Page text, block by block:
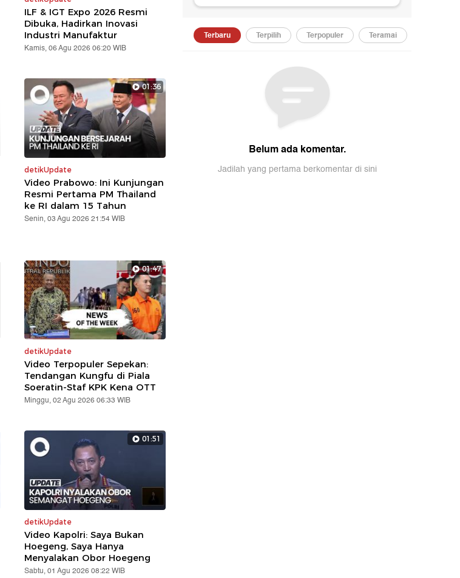
ILF & IGT Expo 2026 Resmi
Dibuka, Hadirkan Inovasi
Industri Manufaktur
Kamis, 06 Agu 2026 06:20 WIB
01:36
detikUpdate
Video Prabowo: Ini Kunjungan
Resmi Pertama PM Thailand
ke RI dalam 15 Tahun
Senin, 03 Agu 2026 21:54 WIB
01:47
detikUpdate
Video Terpopuler Sepekan:
Tendangan Kungfu di Piala
Soeratin-Staf KPK Kena OTT
Minggu, 02 Agu 2026 06:33 WIB
01:51
detikUpdate
Video Kapolri: Saya Bukan
Hoegeng, Saya Hanya
Menyalakan Obor Hoegeng
Sabtu, 01 Agu 2026 08:22 WIB